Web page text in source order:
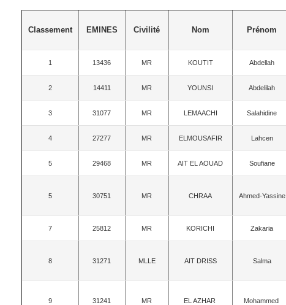
Classement EMINES Civilité Nom Prénom
1 13436 MR KOUTIT Abdellah
2 14411 MR YOUNSI Abdelilah
3 31077 MR LEMAACHI Salahidine
4 27277 MR ELMOUSAFIR Lahcen
5 29468 MR AIT EL AOUAD Soufiane
5 30751 MR CHRAA Ahmed-Yassine
7 25812 MR KORICHI Zakaria
8 31271 MLLE AIT DRISS Salma
9 31241 MR EL AZHAR Mohammed